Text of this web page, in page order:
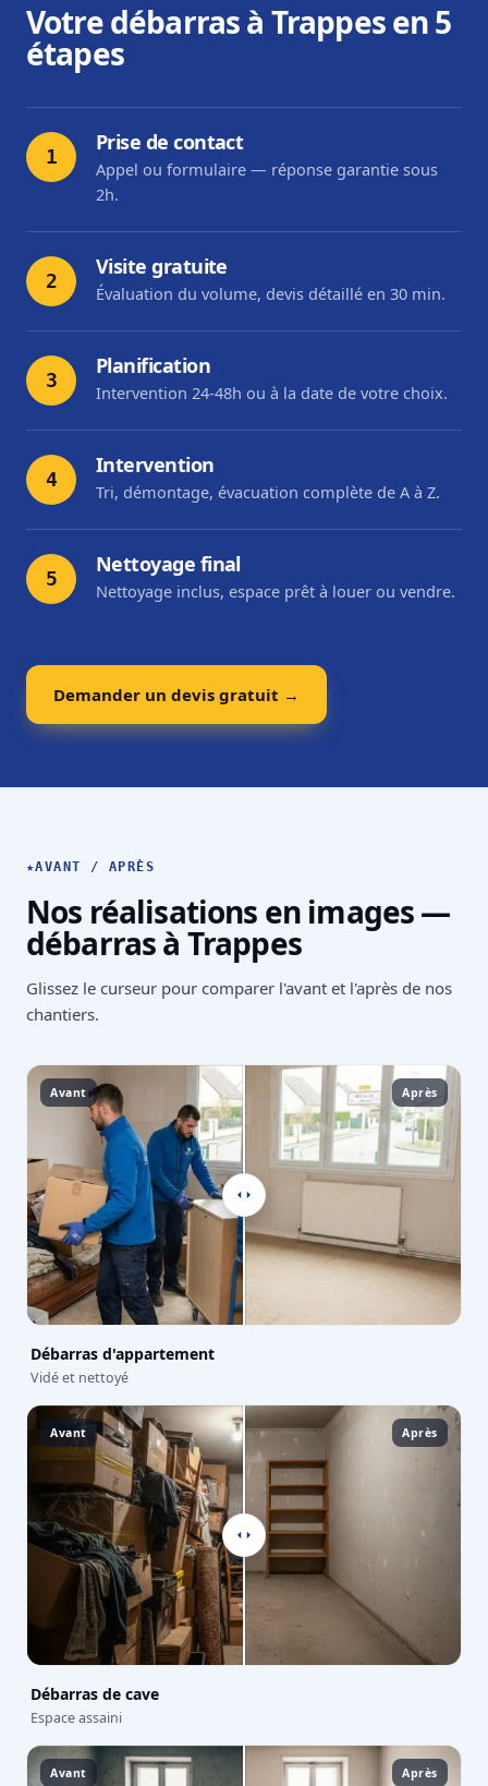
Votre débarras à Trappes en 5
étapes
1
Prise de contact
Appel ou formulaire — réponse garantie sous
2h.
2
Visite gratuite
Évaluation du volume, devis détaillé en 30 min.
3
Planification
Intervention 24-48h ou à la date de votre choix.
4
Intervention
Tri, démontage, évacuation complète de A à Z.
5
Nettoyage final
Nettoyage inclus, espace prêt à louer ou vendre.
Demander un devis gratuit →
★AVANT / APRÈS
Nos réalisations en images —
débarras à Trappes
Glissez le curseur pour comparer l'avant et l'après de nos
chantiers.
Avant Après
Débarras d'appartement
Vidé et nettoyé
Avant Après
Débarras de cave
Espace assaini
Avant Après